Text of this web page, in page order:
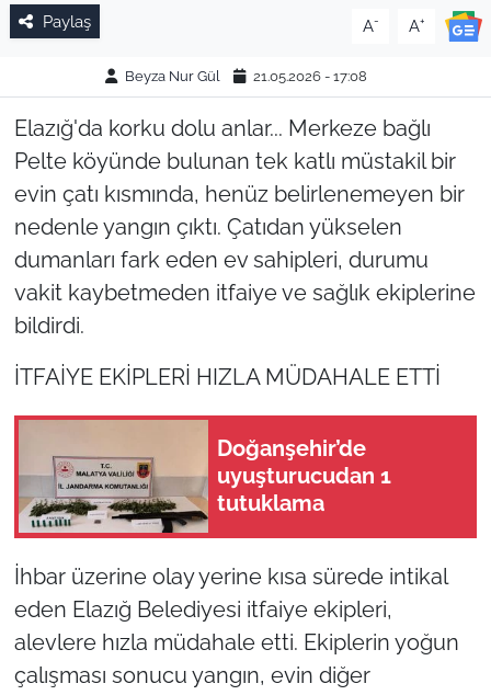
Paylaş A- A+
Beyza Nur Gül 21.05.2026 - 17:08
Elazığ'da korku dolu anlar... Merkeze bağlı
Pelte köyünde bulunan tek katlı müstakil bir
evin çatı kısmında, henüz belirlenemeyen bir
nedenle yangın çıktı. Çatıdan yükselen
dumanları fark eden ev sahipleri, durumu
vakit kaybetmeden itfaiye ve sağlık ekiplerine
bildirdi.
İTFAİYE EKİPLERİ HIZLA MÜDAHALE ETTİ
Doğanşehir’de
uyuşturucudan 1
tutuklama
İhbar üzerine olay yerine kısa sürede intikal
eden Elazığ Belediyesi itfaiye ekipleri,
alevlere hızla müdahale etti. Ekiplerin yoğun
çalışması sonucu yangın, evin diğer